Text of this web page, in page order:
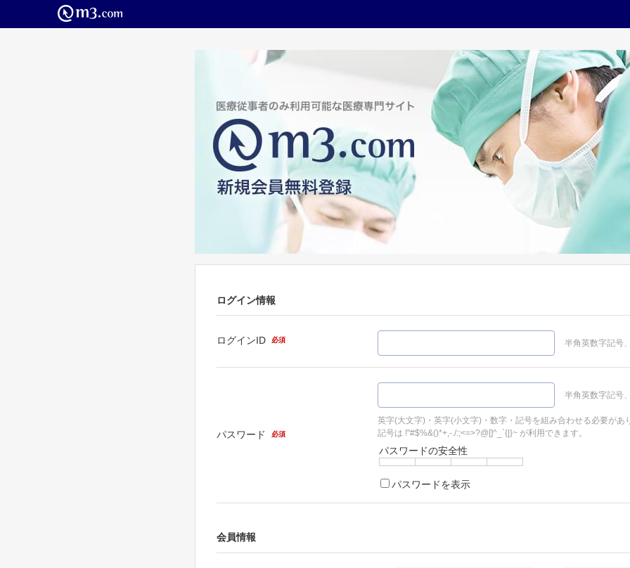
ログイン情報
ログインID 必須 半角英数字記号
パスワード 必須
半角英数字記号
英字(大文字)・英字(小文字)・数字・記号を組み合わせる必要があ
記号は !"#$%&()*+,-./:;<=>?@[]^_`{|}~ が利用できます。
パスワードの安全性
パスワードを表示
会員情報